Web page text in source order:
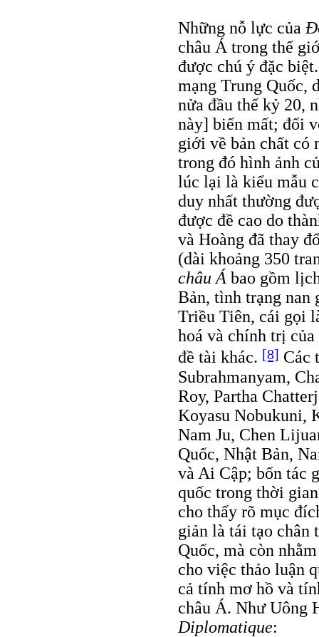
Những nỗ lực của
châu Á trong thế
được chú ý đặc
mạng Trung Quốc,
nửa đầu thế kỷ 20,
này] biến mất; đối
giới về bản chất có
trong đó hình ảnh
lúc lại là kiểu mẫu
duy nhất thường
được đề cao do
và Hoàng đã thay
(dài khoảng 350
châu Á bao gồm
Bản, tình trạng nan
Triều Tiên, cái gọi
hoá và chính trị
đề tài khác. [8] Các
Subrahmanyam,
Roy, Partha
Koyasu Nobukuni,
Nam Ju, Chen
Quốc, Nhật Bản,
và Ai Cập; bốn tác
quốc trong thời
cho thấy rõ mục
giản là tái tạo
Quốc, mà còn
cho việc thảo luận
cả tính mơ hồ và
châu Á. Như Uông
Diplomatique: